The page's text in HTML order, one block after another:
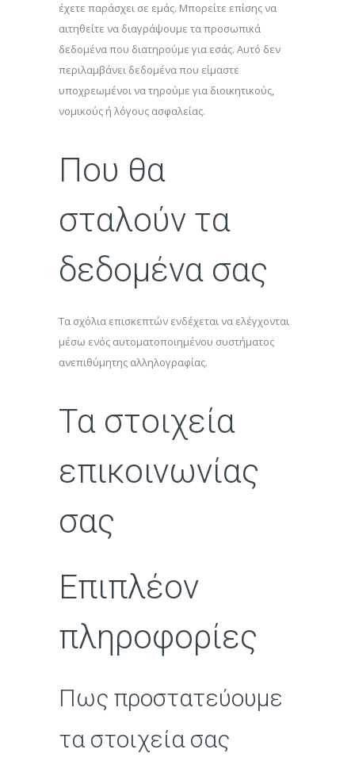
έχετε παράσχει σε εμάς. Μπορείτε επίσης να
αιτηθείτε να διαγράψουμε τα προσωπικά
δεδομένα που διατηρούμε για εσάς. Αυτό δεν
περιλαμβάνει δεδομένα που είμαστε
υποχρεωμένοι να τηρούμε για διοικητικούς,
νομικούς ή λόγους ασφαλείας.
Που θα
σταλούν τα
δεδομένα σας
Τα σχόλια επισκεπτών ενδέχεται να ελέγχονται
μέσω ενός αυτοματοποιημένου συστήματος
ανεπιθύμητης αλληλογραφίας.
Τα στοιχεία
επικοινωνίας
σας
Επιπλέον
πληροφορίες
Πως προστατεύουμε
τα στοιχεία σας